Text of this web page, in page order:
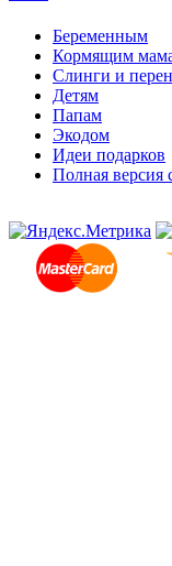
Беременным
Кормящим
Слинги и
Детям
Папам
Экодом
Идеи подарков
Полная версия